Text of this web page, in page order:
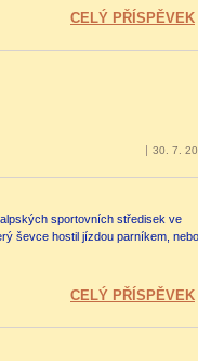
CELÝ PŘÍSPĚVEK
30. 7.
sportovních středisek ve
ševce hostil jízdou parníkem, nebo
CELÝ PŘÍSPĚVEK